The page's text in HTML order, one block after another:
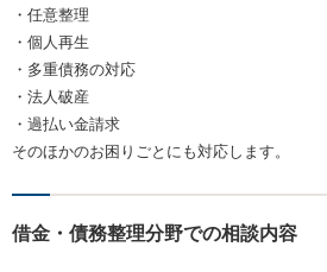
・任意整理
・個人再生
・多重債務の対応
・法人破産
・過払い金請求
そのほかのお困りごとにも対応します。
借金・債務整理分野での相談内容